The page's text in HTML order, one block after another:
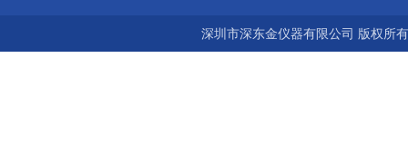
深圳市深东金仪器有限公司 版权所